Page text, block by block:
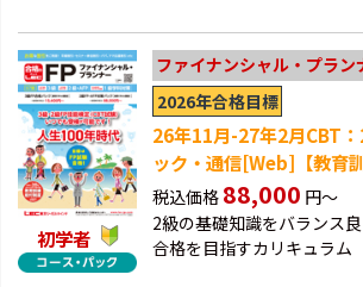
初学者
ファイナンシャル・プラン
2026年合格目標
26年11月-27年2月CBT
ック・通信[Web]【教育
税込価格 88,000 円～
2級の基礎知識をバランス
合格を目指すカリキュラム